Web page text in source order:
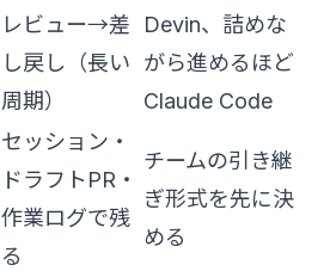
レビュー→差
し戻し（長い
周期）
Devin、詰めな
がら進めるほど
Claude Code
セッション・
ドラフトPR・
作業ログで残
る
チームの引き継
ぎ形式を先に決
める